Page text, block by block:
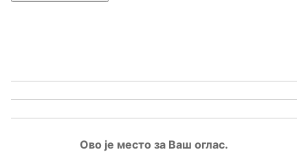
Ово је место за Ваш оглас.